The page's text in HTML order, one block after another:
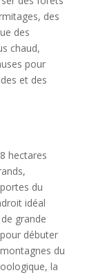
des
des
chaud,
pour
et des
hectares
du
idéal
grande
débuter
du
la